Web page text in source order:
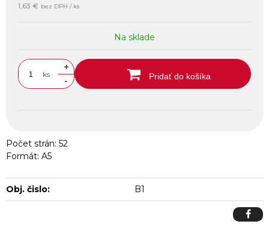
1,63 € bez DPH / ks
Na sklade
ks
+
-
Pridať do košíka
Počet strán: 52
Formát: A5
Obj. čislo: B1